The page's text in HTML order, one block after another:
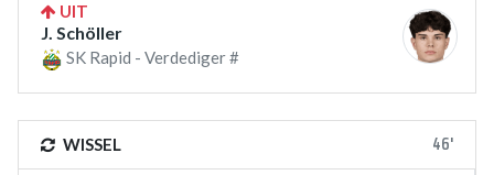
UIT
J. Schöller
SK Rapid - Verdediger #
WISSEL 46'